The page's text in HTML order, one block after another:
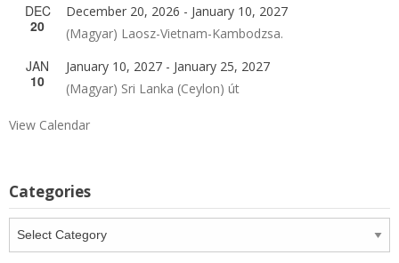
DEC
20
December 20, 2026 - January 10, 2027
(Magyar) Laosz-Vietnam-Kambodzsa.
JAN
10
January 10, 2027 - January 25, 2027
(Magyar) Sri Lanka (Ceylon) út
View Calendar
Categories
Categories